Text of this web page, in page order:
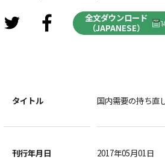
全文ダウンロード
（JAPANESE）
タイトル 国内需要の持ち直
刊行年月日 2017年05月01日